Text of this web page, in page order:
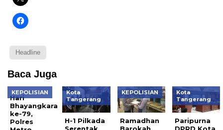
Headline
Baca Juga
KEPOLISIAN
Hari
Bhayangkara
ke-79,
Polres
Kota
Tangerang
H-1 Pilkada
KEPOLISIAN
Ramadhan
Kota
Tangerang
Paripurna